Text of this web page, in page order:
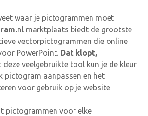
waar je pictogrammen moet
marktplaats biedt de grootste
vectorpictogrammen die online
PowerPoint. Dat klopt,
deze veelgebruikte tool kun je de kleur
pictogram aanpassen en het
voor gebruik op je website.
pictogrammen voor elke